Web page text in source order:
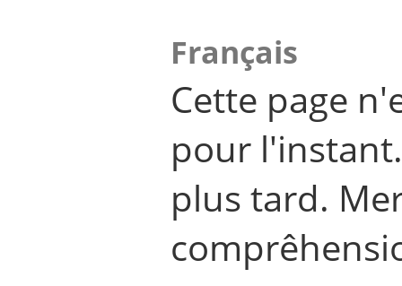
Français
Cette page
pour
plus tard.